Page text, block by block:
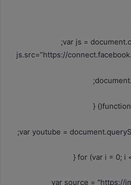
var js =
js.src=”https://
function
var youtube =
for (var i = 0; i
var source = "https://